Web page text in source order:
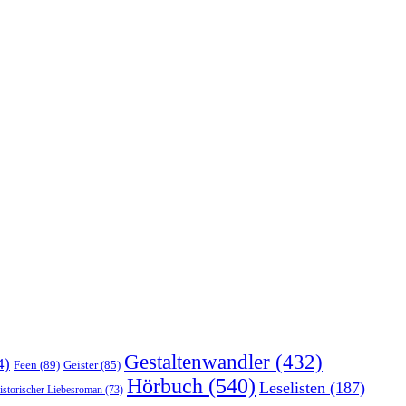
Feen (89) Geister(85) Gestaltenwandler (432)
Liebesroman (73) Hörbuch (540) Leselisten (187)